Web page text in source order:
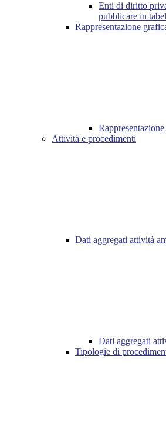
Enti di diritto
pubblicare in
Rappresentazione
Attività e procedimenti
Dati aggregati attività
Dati aggregati
Tipologie di